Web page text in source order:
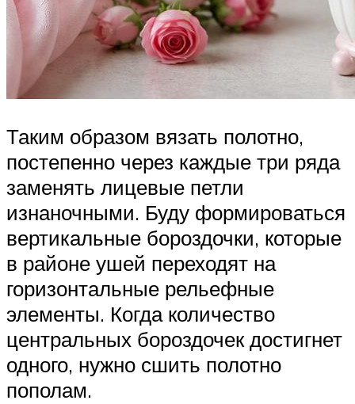
Таким образом вязать полотно,
постепенно через каждые три ряда
заменять лицевые петли
изнаночными. Буду формироваться
вертикальные бороздочки, которые
в районе ушей переходят на
горизонтальные рельефные
элементы. Когда количество
центральных бороздочек достигнет
одного, нужно сшить полотно
пополам.